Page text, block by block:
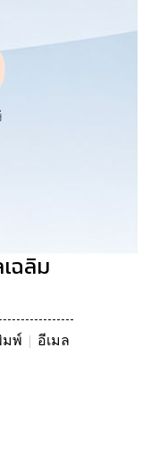
ฉลิม
มพ์ อีเมล